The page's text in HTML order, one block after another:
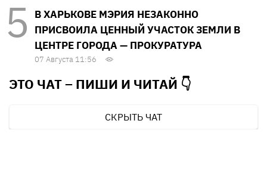
В ХАРЬКОВЕ МЭРИЯ НЕЗАКОННО
ПРИСВОИЛА ЦЕННЫЙ УЧАСТОК ЗЕМЛИ В
ЦЕНТРЕ ГОРОДА — ПРОКУРАТУРА
07 Августа 11:56
ЭТО ЧАТ – ПИШИ И ЧИТАЙ 👇
СКРЫТЬ ЧАТ